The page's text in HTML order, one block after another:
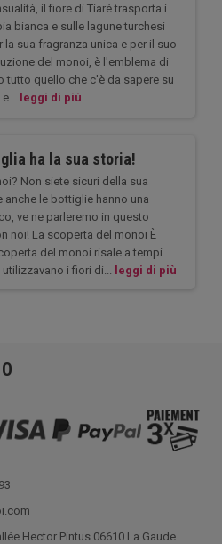
il fiore di Tiaré trasporta i
bianca e sulle lagune turchesi
la sua fragranza unica e per il suo
del monoi, è l'emblema di
tutto quello che c'è da sapere su
leggi di più
ha la sua storia!
Non siete sicuri della sua
anche le bottiglie hanno una
ve ne parleremo in questo
noi! La scoperta del monoï È
del monoi risale a tempi
i fiori di... leggi di più
Hector Pintus 06610 La Gaude